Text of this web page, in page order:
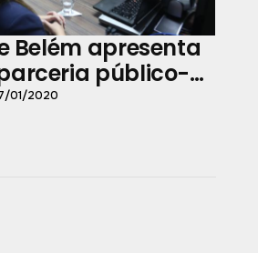
Belém apresenta
público-
MP Federal
01/2020